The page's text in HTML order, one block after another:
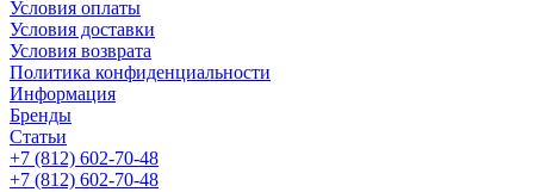
Условия оплаты
Условия доставки
Условия возврата
Политика конфиденциальности
Информация
Бренды
Статьи
+7 (812) 602-70-48
+7 (812) 602-70-48